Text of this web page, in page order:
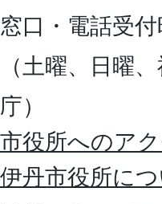
窓口・電話受
（土曜、日曜
庁）
市役所へのア
伊丹市役所に